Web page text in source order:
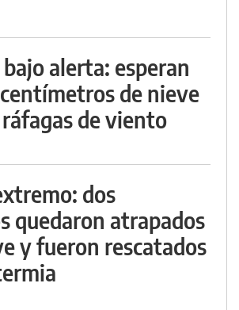
alerta: esperan
de nieve
de viento
dos
quedaron atrapados
y fueron rescatados